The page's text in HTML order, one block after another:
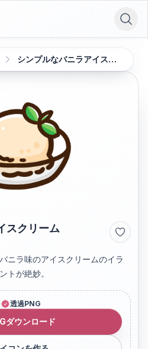
シンプルなバニラアイスクリーム
スクリーム
ニラ味のアイスクリームのイラ
トが絶妙。
透過PNG
ダウンロード